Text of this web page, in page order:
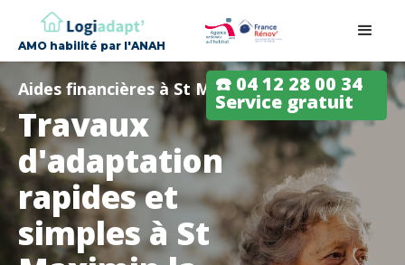
AMO habilité par l'ANAH
☎️ 04 12 28 00 34
Service gratuit
Aides financières à St Maximin la Ste Baume
Travaux
d'adaptation
rapides et
simples à St